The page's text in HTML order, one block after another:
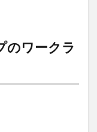
のワークラ